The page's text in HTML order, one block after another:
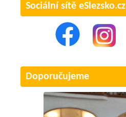
Sociální sítě eSlezsko.cz
Doporučujeme